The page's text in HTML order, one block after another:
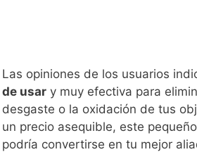
Las opiniones de los usuarios
de usar y muy efectiva para
desgaste o la oxidación de tus
un precio asequible, este
podría convertirse en tu mejor